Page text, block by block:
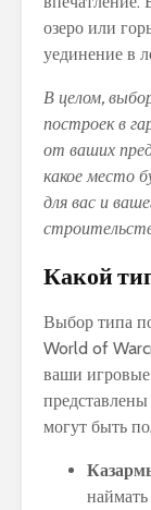
озеро или
уединение в
В целом,
построек в
от ваших
какое место
для вас и
Какой
Выбор типа
World of
ваши игровые
могут быть